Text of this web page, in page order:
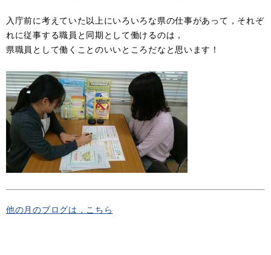
入庁前に考えていた以上にいろいろな県の仕事があって，それぞ
れに従事する職員と同期として働けるのは，
県職員として働くことのいいところだなと思います！
他の月のブログは，こちら